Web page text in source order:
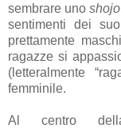
sembrare unoshojo
sentimenti dei
prettamente
ragazze si
(letteralmente
femminile.
Al centro